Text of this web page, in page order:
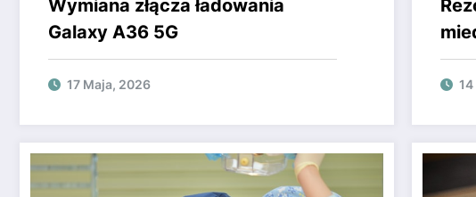
Wymiana złącza ładowania
Galaxy A36 5G
17 Maja, 2026